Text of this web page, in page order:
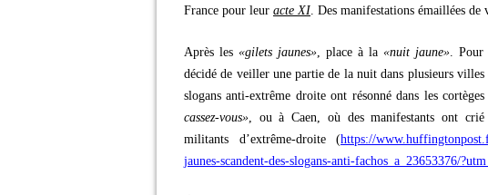
France pour leur acte XI. Des manifestations émaillées de
Après les «gilets jaunes», place à la «nuit jaune». Pour
décidé de veiller une partie de la nuit dans plusieurs
slogans anti-extrême droite ont résonné dans les
cassez-vous», ou à Caen, où des manifestants ont
militants d’extrême-droite (https://
jaunes-scandent-des-slogans-anti-fachos_a_23653376/